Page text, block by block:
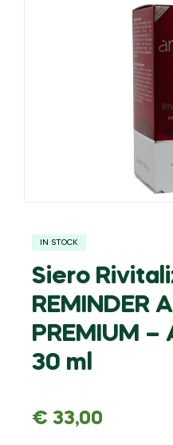
IN STOCK
Siero
REMINDER
PREMIUM –
30 ml
€ 33,00